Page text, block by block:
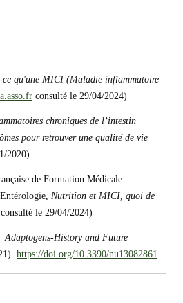
ce qu'une MICI (Maladie inflammatoire
consulté le 29/04/2024)
chroniques de l’intestin
pour retrouver une qualité de vie
2020)
de Formation Médicale
Nutrition et MICI, quoi de
consulté le 29/04/2024)
History and Future
https://doi.org/10.3390/nu13082861